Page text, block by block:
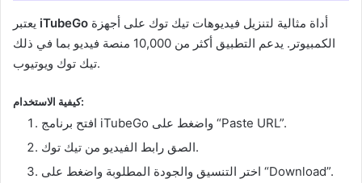
iTubeGo
الكمبيوتر. يدعم التطبيق أكثر من 10,000 منصة فيديو بما في ذلك
تيك توك ويوتيوب.
كيفية الاستخدام:
افتح برنامج iTubeGo واضغط على “Paste URL”.
الصق رابط الفيديو من تيك توك.
اختر التنسيق والجودة المطلوبة واضغط على “Download”.